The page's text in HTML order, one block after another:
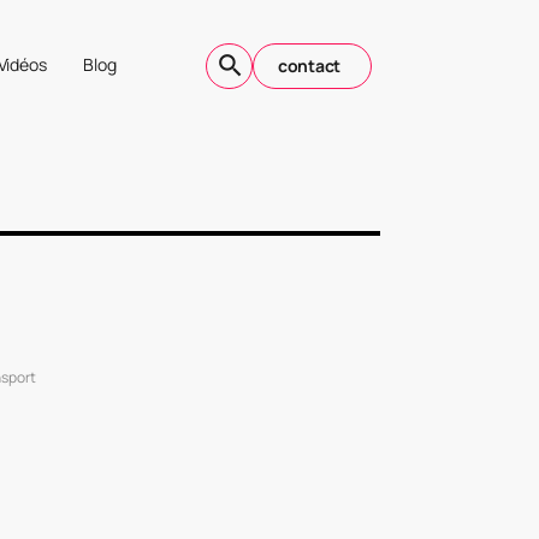
Blog contact